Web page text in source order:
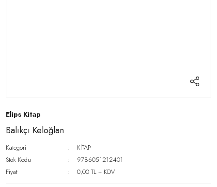
Elips Kitap
Balıkçı Keloğlan
Kategori
KİTAP
Stok Kodu
9786051212401
Fiyat
0,00 TL + KDV